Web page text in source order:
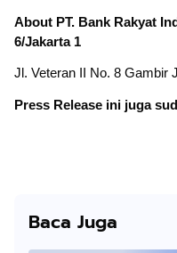
About PT. Bank Rakyat
6/Jakarta 1
Jl. Veteran II No. 8 Gambir
Press Release ini juga
Baca Juga